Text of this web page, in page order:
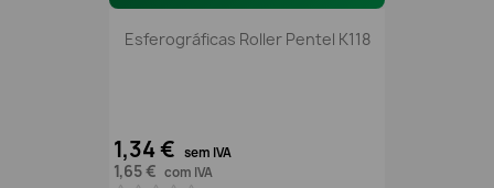
Esferográficas Roller Pentel K118
1,34 € sem IVA
1,65 € com IVA